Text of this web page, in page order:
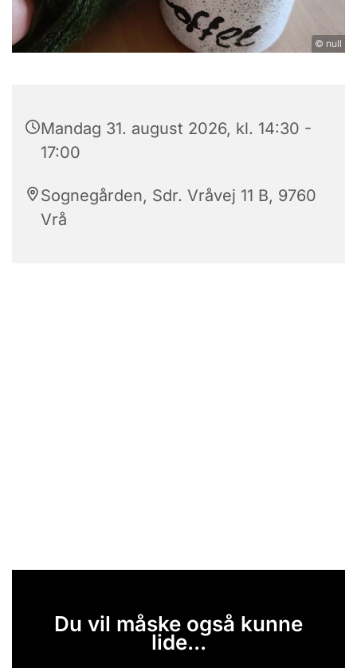
© null
Mandag 31. august 2026, kl. 14:30 -
17:00
Sognegården, Sdr. Vråvej 11 B, 9760
Vrå
Du vil måske også kunne
lide...